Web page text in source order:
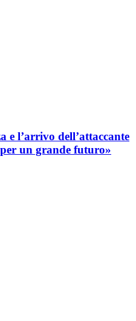
e l’arrivo dell’attaccante
un grande futuro»